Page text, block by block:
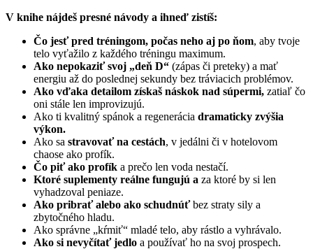
V knihe nájdeš presné návody a ihneď zistíš:
Čo jesť pred tréningom, počas neho aj po ňom, aby tvoje
telo vyťažilo z každého tréningu maximum.
Ako nepokaziť svoj „deň D“ (zápas či preteky) a mať
energiu až do poslednej sekundy bez tráviacich problémov.
Ako vďaka detailom získaš náskok nad súpermi, zatiaľ čo
oni stále len improvizujú.
Ako ti kvalitný spánok a regenerácia dramaticky zvýšia
výkon.
Ako sa stravovať na cestách, v jedálni či v hotelovom
chaose ako profík.
Čo piť ako profík a prečo len voda nestačí.
Ktoré suplementy reálne fungujú a za ktoré by si len
vyhadzoval peniaze.
Ako pribrať alebo ako schudnúťbez straty sily a
zbytočného hladu.
Ako správne „kŕmiť“ mladé telo, aby rástlo a vyhrávalo.
Ako si nevyčítať jedlo a používať ho na svoj prospech.